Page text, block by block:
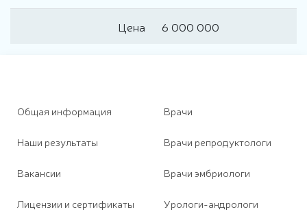
Цена 6 000 000
Общая информация
Наши результаты
Вакансии
Лицензии и сертификаты
Врачи
Врачи репродуктологи
Врачи эмбриологи
Урологи-андрологи